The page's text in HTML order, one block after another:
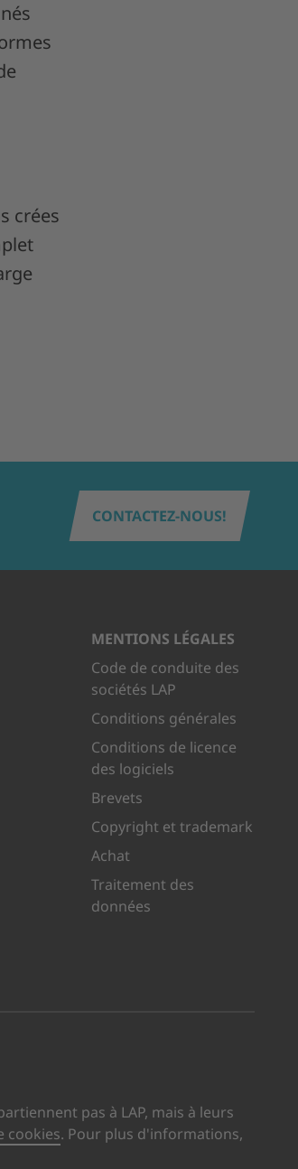
crées
CONTACTEZ-NOUS!
MENTIONS LÉGALES
Code de conduite des
sociétés LAP
Conditions générales
Conditions de licence
des logiciels
Brevets
Copyright et trademark
Achat
Traitement des
données
pas à LAP, mais à leurs
cookies. Pour plus d'informations,